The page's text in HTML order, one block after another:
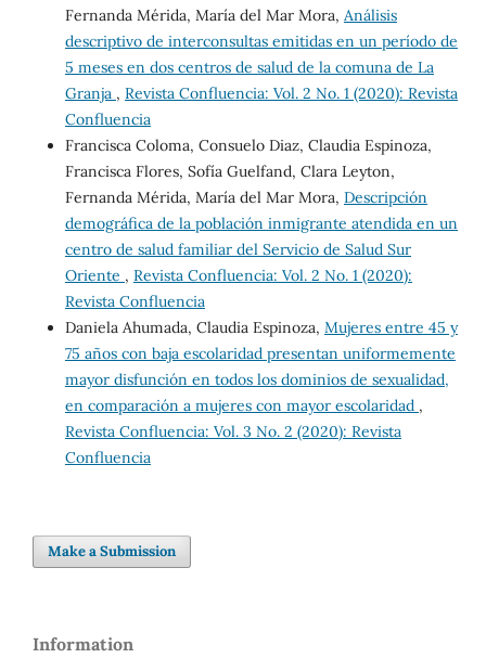
Fernanda Mérida, María del Mar Mora, Análisis
descriptivo de interconsultas emitidas en un período de
5 meses en dos centros de salud de la comuna de La
Granja , Revista Confluencia: Vol. 2 No. 1 (2020): Revista
Confluencia
Francisca Coloma, Consuelo Diaz, Claudia Espinoza,
Francisca Flores, Sofía Guelfand, Clara Leyton,
Fernanda Mérida, María del Mar Mora, Descripción
demográfica de la población inmigrante atendida en un
centro de salud familiar del Servicio de Salud Sur
Oriente , Revista Confluencia: Vol. 2 No. 1 (2020):
Revista Confluencia
Daniela Ahumada, Claudia Espinoza, Mujeres entre 45 y
75 años con baja escolaridad presentan uniformemente
mayor disfunción en todos los dominios de sexualidad,
en comparación a mujeres con mayor escolaridad ,
Revista Confluencia: Vol. 3 No. 2 (2020): Revista
Confluencia
Make a Submission
Information